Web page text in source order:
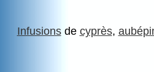
Infusionsde cyprès,